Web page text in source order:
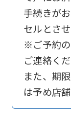
手続きが
セルとさ
※ご予約
ご連絡くだ
また、期
は予め店